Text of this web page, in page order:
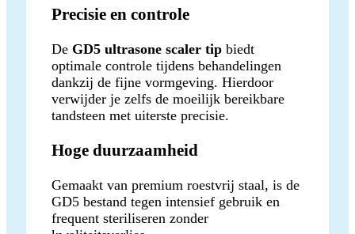
Precisie en controle
De GD5 ultrasone scaler tip biedt
optimale controle tijdens behandelingen
dankzij de fijne vormgeving. Hierdoor
verwijder je zelfs de moeilijk bereikbare
tandsteen met uiterste precisie.
Hoge duurzaamheid
Gemaakt van premium roestvrij staal, is de
GD5 bestand tegen intensief gebruik en
frequent steriliseren zonder